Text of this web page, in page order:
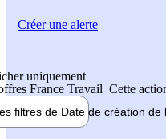
uniquement
France Travail Cette
filtres de Date de création de
Créer une alerte